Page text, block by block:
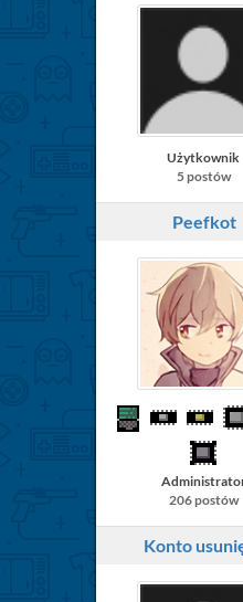
Użytkownik
5 postów
Peefkot
206 postów
Konto